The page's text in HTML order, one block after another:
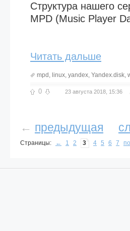
Структура нашего
MPD (Music Player
Читать дальше
mpd , linux, yandex, Yandex.disk,
0 23 августа 2018, 15:36
← предыдущая
Страницы: ← 1 2 3 4 5 6 7